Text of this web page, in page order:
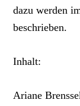
dazu werden
beschrieben.
Inhalt:
Ariane